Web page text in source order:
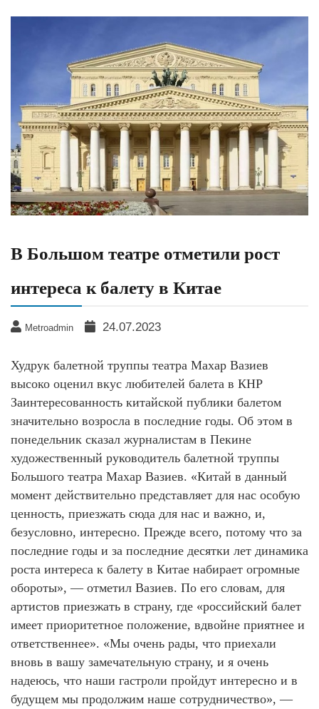
В Большом театре отметили рост
интереса к балету в Китае
Metroadmin 24.07.2023
Худрук балетной труппы театра Махар Вазиев
высоко оценил вкус любителей балета в КНР
Заинтересованность китайской публики балетом
значительно возросла в последние годы. Об этом в
понедельник сказал журналистам в Пекине
художественный руководитель балетной труппы
Большого театра Махар Вазиев. «Китай в данный
момент действительно представляет для нас особую
ценность, приезжать сюда для нас и важно, и,
безусловно, интересно. Прежде всего, потому что за
последние годы и за последние десятки лет динамика
роста интереса к балету в Китае набирает огромные
обороты», — отметил Вазиев. По его словам, для
артистов приезжать в страну, где «российский балет
имеет приоритетное положение, вдвойне приятнее и
ответственнее». «Мы очень рады, что приехали
вновь в вашу замечательную страну, и я очень
надеюсь, что наши гастроли пройдут интересно и в
будущем мы продолжим наше сотрудничество», —